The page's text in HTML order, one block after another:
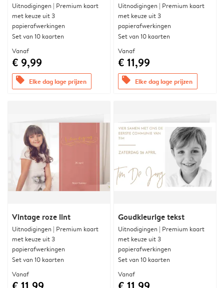
Uitnodigingen | Premium kaart
met keuze uit 3
papierafwerkingen
Set van 10 kaarten
Vanaf
€ 9,99
offers Elke dag lage prijzen
Uitnodigingen | Premium kaart
met keuze uit 3
papierafwerkingen
Set van 10 kaarten
Vanaf
€ 11,99
offers Elke dag lage prijzen
Vintage roze lint
Uitnodigingen | Premium kaart
met keuze uit 3
papierafwerkingen
Set van 10 kaarten
Vanaf
Goudkleurige tekst
Uitnodigingen | Premium kaart
met keuze uit 3
papierafwerkingen
Set van 10 kaarten
Vanaf